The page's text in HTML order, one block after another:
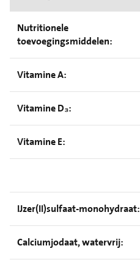
Nutritionele
toevoegingsmiddelen:
Vitamine A:
Vitamine D₃:
Vitamine E:
IJzer(II)sulfaat-monohydraat:
Calciumjodaat, watervrij: